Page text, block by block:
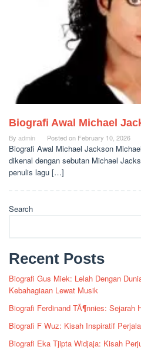
Biografi Awal Michael
By admin Posted on February 10, 2026
Biografi Awal Michael Jackson
dikenal dengan sebutan Michael
penulis lagu […]
Search
Recent Posts
Biografi Gus Miek: Lelah Dengan
Kebahagiaan Lewat Musik
Biografi Ferdinand TÃ¶nnies: Sejarah
Biografi F Wuz: Kisah Inspiratif
Biografi Eka Tjipta Widjaja: Kisah